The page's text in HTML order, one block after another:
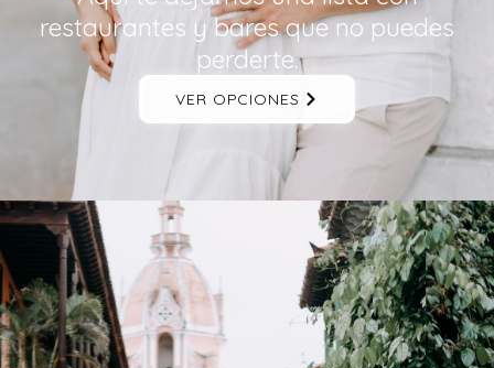
restaurantes y bares que no puedes
perderte.
VER OPCIONES